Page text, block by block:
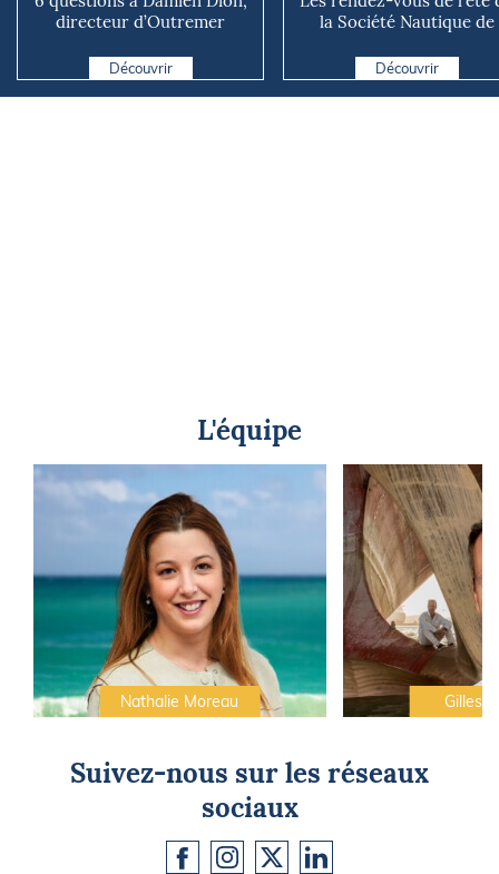
directeur d’Outremer
Découvrir
la Société Nautique de
Découvrir
L'équipe
Nathalie Moreau Gilles
Suivez-nous sur les réseaux
sociaux